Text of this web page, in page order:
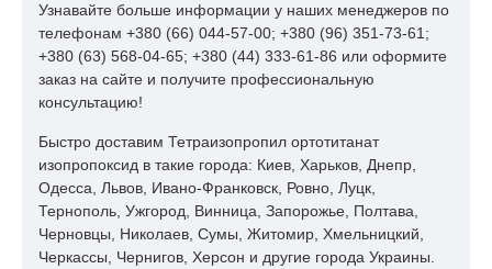
Узнавайте больше информации у наших менеджеров по
телефонам +380 (66) 044-57-00; +380 (96) 351-73-61;
+380 (63) 568-04-65; +380 (44) 333-61-86 или оформите
заказ на сайте и получите профессиональную
консультацию!
Быстро доставим Тетраизопропил ортотитанат
изопропоксид в такие города: Киев, Харьков, Днепр,
Одесса, Львов, Ивано-Франковск, Ровно, Луцк,
Тернополь, Ужгород, Винница, Запорожье, Полтава,
Черновцы, Николаев, Сумы, Житомир, Хмельницкий,
Черкассы, Чернигов, Херсон и другие города Украины.